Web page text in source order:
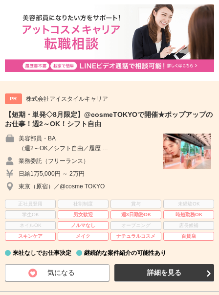
PR 株式会社アイスタイルキャリア
【短期・単発◇8月限定】@cosmeTOKYOで開催★ポップアップの
お仕事！週2～OK！シフト自由
美容部員・BA
（週2～OK／シフト自由／履歴 …
業務委託（フリーランス）
日給1万5,000円 ～ 2万円
東京（原宿）／@cosme TOKYO
正社員登用 社割制度 賞与
未経験OK
学生OK
男女歓迎 週3日勤務OK
時短勤務OK
ネイルOK
ノルマなし オープニング
店長候補
スキンケア
メイク ナチュラルコスメ 百貨店
来社なしでお仕事決定 継続的な案件紹介の可能性あり
気になる 詳細を見る